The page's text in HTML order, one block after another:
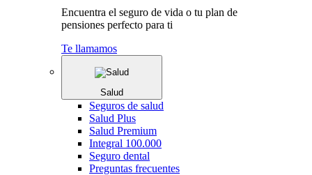
Encuentra el seguro de vida o tu plan de
pensiones perfecto para ti
Te llamamos
Salud
Seguros de salud
Salud Plus
Salud Premium
Integral 100.000
Seguro dental
Preguntas frecuentes